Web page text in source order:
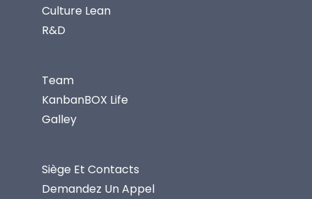
Culture Lean
R&D
Team
KanbanBOX Life
Galley
Siège Et Contacts
Demandez Un Appel